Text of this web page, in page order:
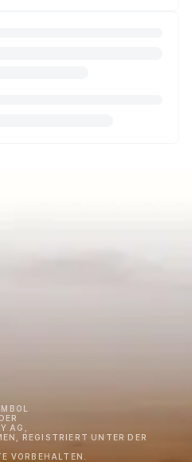
AG,
REGISTRIERT UNTER DER
VORBEHALTEN.